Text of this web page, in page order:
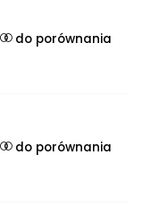
do porównania
do porównania